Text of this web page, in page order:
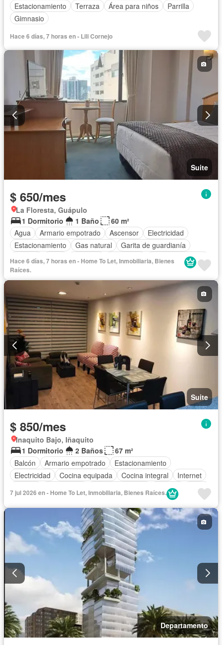
Estacionamiento
Terraza Área para niños
Parrilla
Gimnasio
Hace 6 días, 7 horas en - Lili Cornejo
Suite
$ 650/mes
La Floresta, Guápulo
1 Dormitorio
1 Baño
60 m²
Agua
Armario empotrado Ascensor
Electricidad
Estacionamiento
Gas natural
Garita de guardianía
Internet
Patio Conserje Seguridad
Vista panorámica
Wifi
Hace 6 días, 7 horas en - Home To Let, Inmobiliaria, Bienes
Raíces.
Suite
$ 850/mes
Inaquito Bajo, Iñaquito
1 Dormitorio
2 Baños
67 m²
Balcón
Armario empotrado
Estacionamiento
Electricidad
Cocina equipada Cocina integral
Internet
Terraza
Agua
Patio
Garita de guardianía
Sauna Ascensor
Jardín
Gimnasio
Acceso para personas con discapacidad
Piscina
Completamente amoblado
7 jul 2026 en - Home To Let, Inmobiliaria, Bienes Raíces.
Departamento